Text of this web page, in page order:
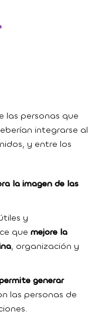
las personas que
integrarse al
y entre los
la imagen de las
y
quemejore la
, organización y
generar
las personas de